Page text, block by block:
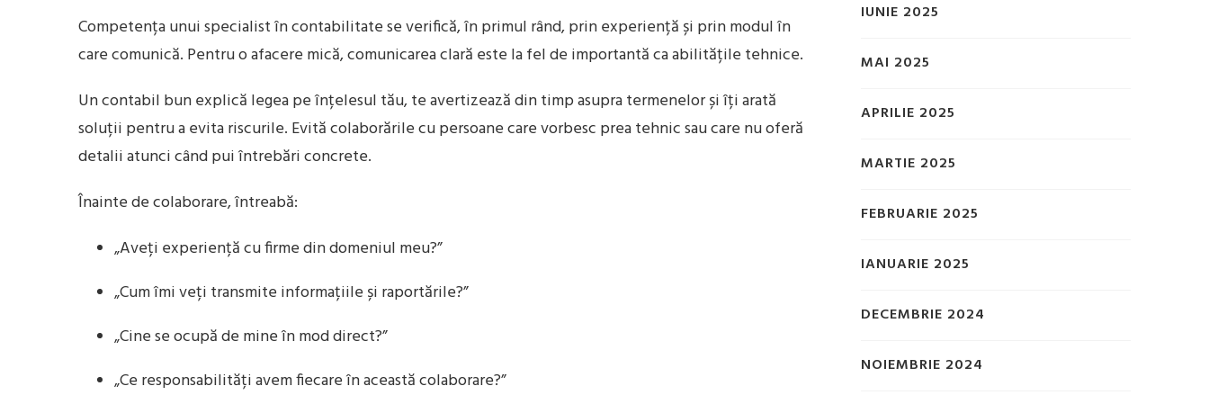
Competența unui specialist în contabilitate se verifică, în primul rând, prin experiență și prin modul în
care comunică. Pentru o afacere mică, comunicarea clară este la fel de importantă ca abilitățile tehnice.
Un contabil bun explică legea pe înțelesul tău, te avertizează din timp asupra termenelor și îți arată
soluții pentru a evita riscurile. Evită colaborările cu persoane care vorbesc prea tehnic sau care nu oferă
detalii atunci când pui întrebări concrete.
Înainte de colaborare, întreabă:
„Aveți experiență cu firme din domeniul meu?”
„Cum îmi veți transmite informațiile și raportările?”
„Cine se ocupă de mine în mod direct?”
„Ce responsabilități avem fiecare în această colaborare?”
IUNIE 2025
MAI 2025
APRILIE 2025
MARTIE 2025
FEBRUARIE 2025
IANUARIE 2025
DECEMBRIE 2024
NOIEMBRIE 2024